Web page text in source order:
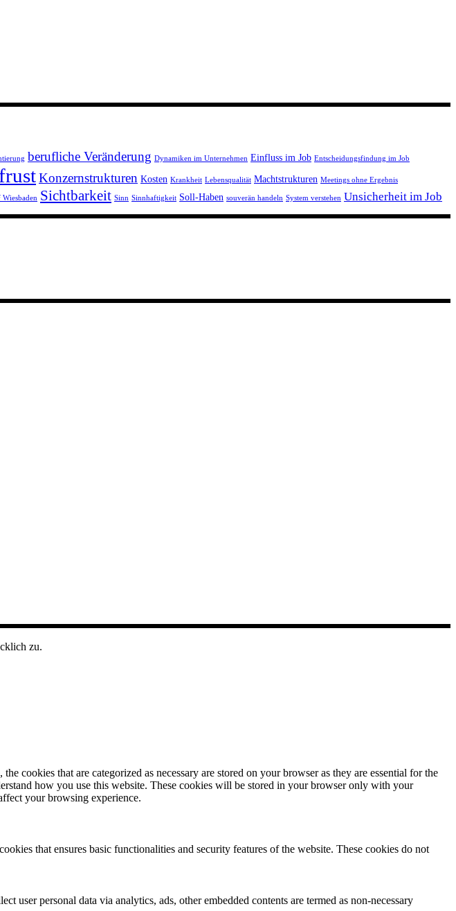
berufliche Veränderung Dynamiken im Unternehmen Einfluss im Job Entscheidungsfindung im Job
Konzernstrukturen Kosten Krankheit Lebensqualität Machtstrukturen Meetings ohne Ergebnis
Sichtbarkeit Sinn Sinnhaftigkeit Soll-Haben souverän handeln System verstehen Unsicherheit im Job
zu.
cookies that are categorized as necessary are stored on your browser as they are essential for the
how you use this website. These cookies will be stored in your browser only with your
your browsing experience.
that ensures basic functionalities and security features of the website. These cookies do not
personal data via analytics, ads, other embedded contents are termed as non-necessary